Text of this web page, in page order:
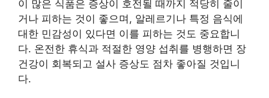
이 많은 식품은 증상이 호전될 때까지 적당히 줄이
거나 피하는 것이 좋으며, 알레르기나 특정 음식에
대한 민감성이 있다면 이를 피하는 것도 중요합니
다. 온전한 휴식과 적절한 영양 섭취를 병행하면 장
건강이 회복되고 설사 증상도 점차 좋아질 것입니
다.